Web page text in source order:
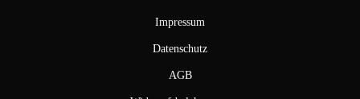
Impressum
Datenschutz
AGB